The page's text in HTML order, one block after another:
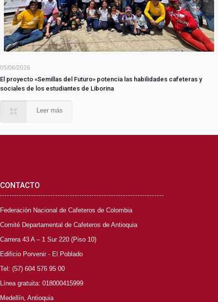
05/08/2026
El proyecto «Semillas del Futuro» potencia las habilidades cafeteras y
sociales de los estudiantes de Liborina
Leer más
CONTACTO
Federación Nacional de Cafeteros de Colombia
Comité Departamental de Cafeteros de Antioquia
Carrera 43 A – 1 Sur 220 (Piso 10)
Edificio Porvenir - El Poblado
Tel: (57) 604 576 95 00
Línea gratuita: 018000415999
Medellín, Antioquia